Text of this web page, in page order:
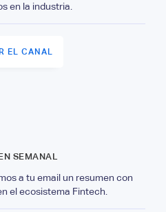
en la industria.
EL CANAL
SEMANAL
a tu email un resumen con
el ecosistema Fintech.